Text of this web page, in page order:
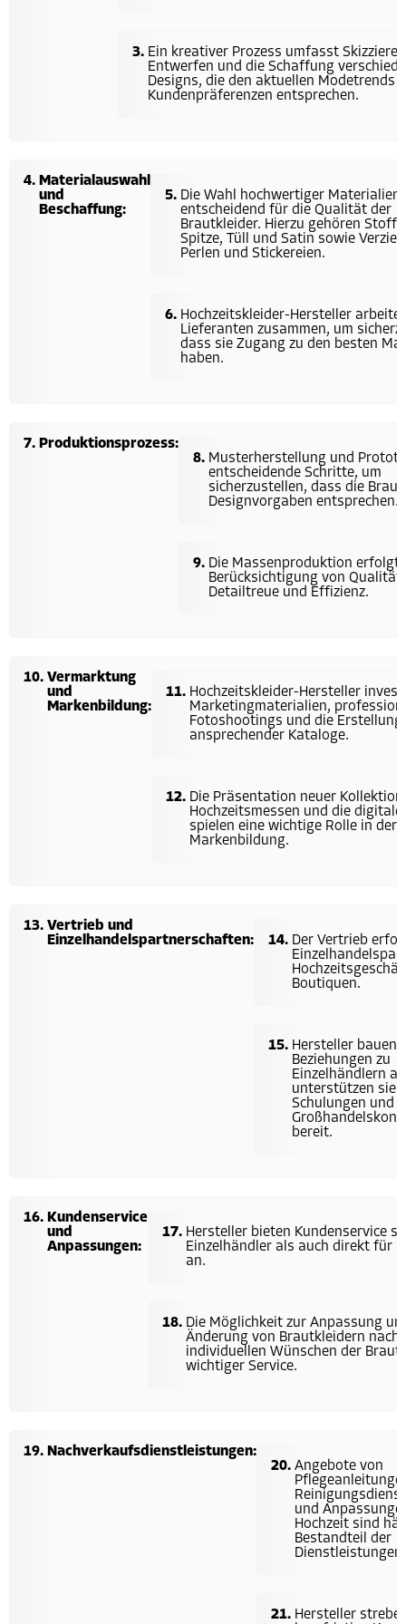
Ein kreativer Prozess umfasst
Entwerfen und die Schaffung
Designs, die den aktuellen Modetrends
Kundenpräferenzen entsprechen.
Materialauswahl
und
Beschaffung:
Die Wahl hochwertiger Materialien
entscheidend für die Qualität der
Brautkleider. Hierzu gehören Stoffe
Spitze, Tüll und Satin sowie
Perlen und Stickereien.
Hochzeitskleider-Hersteller
Lieferanten zusammen, um
dass sie Zugang zu den besten
haben.
Produktionsprozess:
Musterherstellung und
entscheidende Schritte, um
sicherzustellen, dass die
Designvorgaben entsprechen.
Die Massenproduktion erfolgt
Berücksichtigung von Qualität,
Detailtreue und Effizienz.
Vermarktung
und
Markenbildung:
Hochzeitskleider-Hersteller
Marketingmaterialien,
Fotoshootings und die Erstellung
ansprechender Kataloge.
Die Präsentation neuer
Hochzeitsmessen und die digitale
spielen eine wichtige Rolle in der
Markenbildung.
Vertrieb und
Einzelhandelspartnerschaften:
Der Vertrieb
Boutiquen.
Hersteller bauen
Beziehungen zu
Einzelhändlern
unterstützen sie
Schulungen und
bereit.
Kundenservice
und
Anpassungen:
Hersteller bieten Kundenservice
Einzelhändler als auch direkt für
an.
Die Möglichkeit zur Anpassung
Änderung von Brautkleidern nach
individuellen Wünschen der
wichtiger Service.
Nachverkaufsdienstleistungen:
Angebote von
und
Hochzeit sind
Bestandteil der
Dienstleistungen.
Hersteller